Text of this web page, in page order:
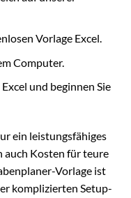
Vorlage Excel.
Computer.
und beginnen Sie
ein leistungsfähiges
auch Kosten für teure
Vorlage ist
komplizierten Setup-